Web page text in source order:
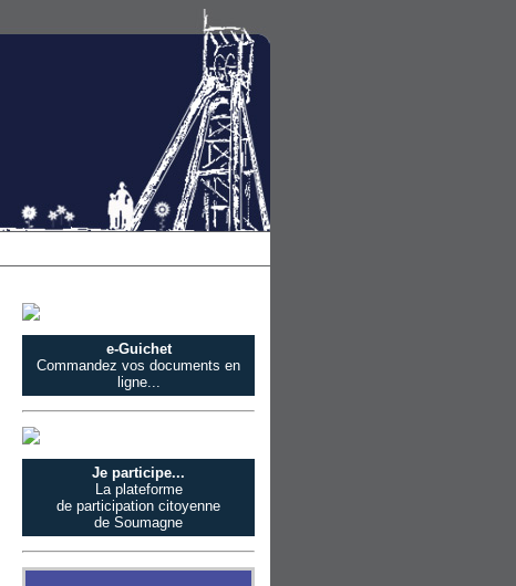
e-Guichet
Commandez vos documents en
ligne...
Je participe...
La plateforme
de participation citoyenne
de Soumagne